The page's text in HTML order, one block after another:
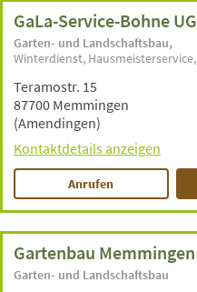
GaLa-Service-Bohne UG
Garten- und Landschaftsbau
Winterdienst Hausmeisterservice
Teramostr. 15
87700 Memmingen
(Amendingen)
Kontaktdetails anzeigen
Anrufen
Gartenbau Memmingen
Garten- und Landschaftsbau